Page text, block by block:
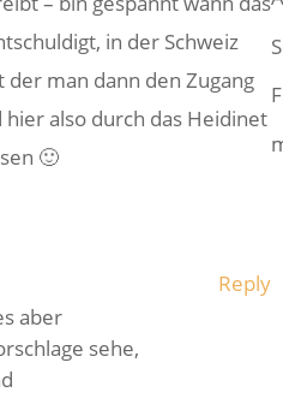
in der Schweiz
man dann den Zugang
also durch das Heidinet
🙂
aber
sehe,
Reply